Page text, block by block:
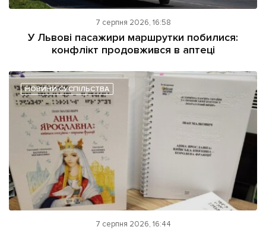
7 серпня 2026, 16:58
У Львові пасажири маршрутки побилися:
конфлікт продовжився в аптеці
НОВИНИ СУСПІЛЬСТВА
7 серпня 2026, 16:44